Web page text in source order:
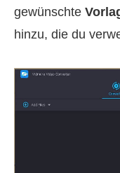
gewünschte
hinzu, die du